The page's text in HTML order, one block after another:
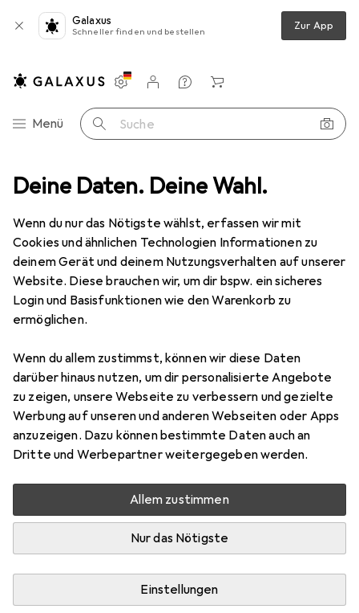
Deine Daten. Deine Wahl.
Wenn du nur das Nötigste wählst, erfassen wir mit
Cookies und ähnlichen Technologien Informationen zu
deinem Gerät und deinem Nutzungsverhalten auf unserer
Website. Diese brauchen wir, um dir bspw. ein sicheres
Login und Basisfunktionen wie den Warenkorb zu
ermöglichen.
Wenn du allem zustimmst, können wir diese Daten
darüber hinaus nutzen, um dir personalisierte Angebote
zu zeigen, unsere Webseite zu verbessern und gezielte
Werbung auf unseren und anderen Webseiten oder Apps
anzuzeigen. Dazu können bestimmte Daten auch an
Dritte und Werbepartner weitergegeben werden.
Allem zustimmen
Nur das Nötigste
Einstellungen
Galaxus
Schneller finden und bestellen Zur App
Navigation nach Kategorien
Menü Suche
Einstellungen
Kundenkonto
Vergleichslisten
Merklisten
Warenkorb
Spiele + Puzzles Puzzle Dodo Tagesroutine
EUR
16,31
Dodo Tagesroutine
72 Teile
Zubehör für Dodo Tagesroutine
Hier findest du passendes Zubehör zum Produkt Dodo
Tagesroutine.
Relevanz
Keine Produkte gefunden